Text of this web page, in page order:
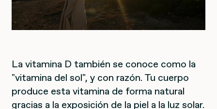
La vitamina D también se conoce como la
"vitamina del sol", y con razón. Tu cuerpo
produce esta vitamina de forma natural
gracias a la exposición de la piel a la luz solar.